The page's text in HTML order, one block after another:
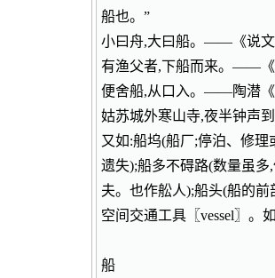
船也。”
小曰舟,大曰船。——《说文
有渔父者,下船而来。——《
便舍船,从口入。——陶潜《
姑苏城外寒山寺,夜半钟声
又如:船坞(船厂;停泊、修
遗失);船多不碍路(数量虽
夫。也作舩人);船头(船的前
空间交通工具〖vessel〗。
船